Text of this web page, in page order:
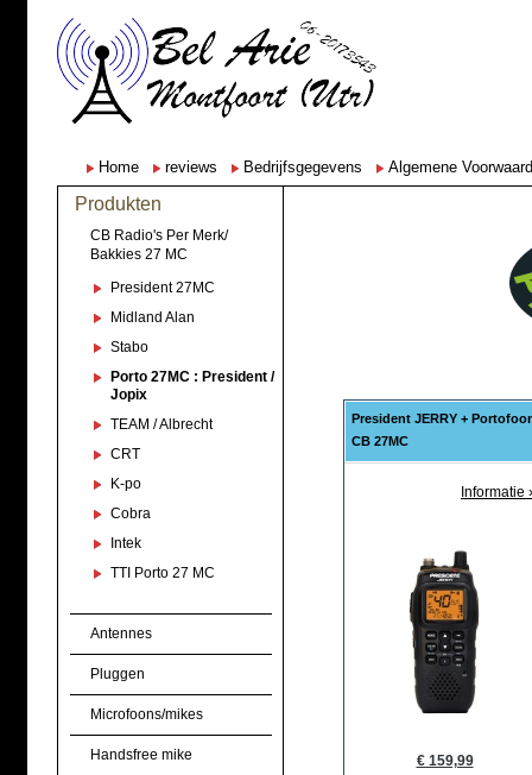
Home reviews Bedrijfsgegevens Algemene
Produkten
CB Radio's Per Merk/
Bakkies 27 MC
President 27MC
Midland Alan
Stabo
Porto 27MC : President /
Jopix
TEAM / Albrecht
CRT
K-po
Cobra
Intek
TTI Porto 27 MC
Antennes
Pluggen
Microfoons/mikes
Handsfree mike
President JERRY +
CB 27MC
Informatie
€ 159,99